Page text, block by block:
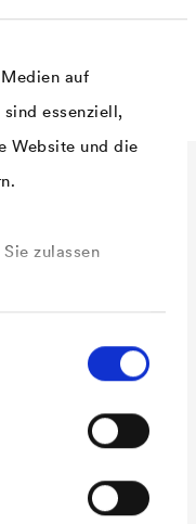
auf
essenziell,
Website und die
zulassen
sollte die Bahn
profiliert an
N, quer: ca. 160 N